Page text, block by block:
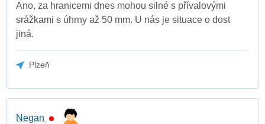
Ano, za hranicemi dnes mohou silné s přívalovými
srážkami s úhrny až 50 mm. U nás je situace o dost
jiná.
Plzeň
Negan